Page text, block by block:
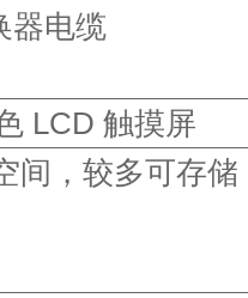
器电缆
LCD 触摸屏
间，较多可存